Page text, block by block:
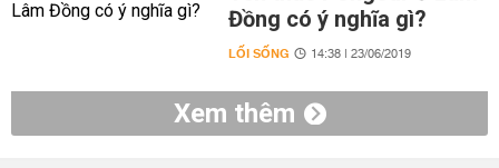
Đồng có ý nghĩa gì?
LỐI SỐNG 14:38 | 23/06/2019
Xem thêm